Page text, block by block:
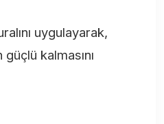
uygulayarak,
kalmasını